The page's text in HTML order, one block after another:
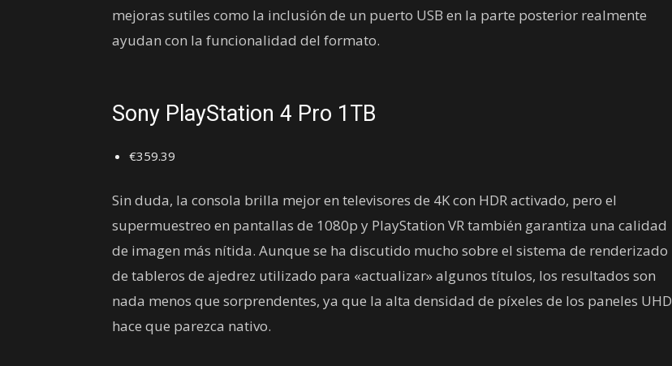
mejoras sutiles como la inclusión de un puerto USB en la parte posterior realmente
ayudan con la funcionalidad del formato.
Sony PlayStation 4 Pro 1TB
€359.39
Sin duda, la consola brilla mejor en televisores de 4K con HDR activado, pero el
supermuestreo en pantallas de 1080p y PlayStation VR también garantiza una calidad
de imagen más nítida. Aunque se ha discutido mucho sobre el sistema de renderizado
de tableros de ajedrez utilizado para «actualizar» algunos títulos, los resultados son
nada menos que sorprendentes, ya que la alta densidad de píxeles de los paneles UHD
hace que parezca nativo.